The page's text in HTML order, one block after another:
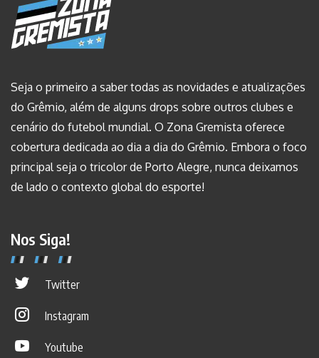
Seja o primeiro a saber todas as novidades e atualizações
do Grêmio, além de alguns drops sobre outros clubes e
cenário do futebol mundial. O Zona Gremista oferece
cobertura dedicada ao dia a dia do Grêmio. Embora o foco
principal seja o tricolor de Porto Alegre, nunca deixamos
de lado o contexto global do esporte!
Nos Siga!
Twitter
Instagram
Youtube